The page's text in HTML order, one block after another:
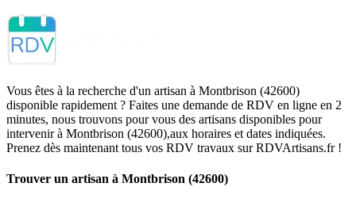
Vous êtes à la recherche d'un artisan à Montbrison (42600)
disponible rapidement ? Faites une demande de RDV en ligne en 2
minutes, nous trouvons pour vous des artisans disponibles pour
intervenir à Montbrison (42600),aux horaires et dates indiquées.
Prenez dès maintenant tous vos RDV travaux sur RDVArtisans.fr !
Trouver un artisan à Montbrison (42600)